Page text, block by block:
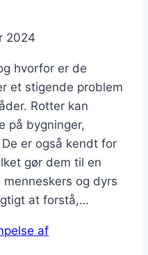
2024
hvorfor er de
et stigende problem
Rotter kan
på bygninger,
er også kendt for
gør dem til en
og dyrs
at forstå,…
af